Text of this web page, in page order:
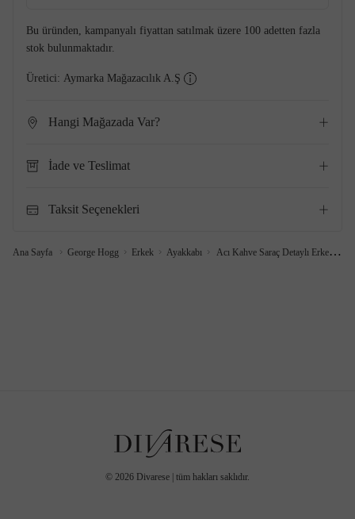
Bu üründen, kampanyalı fiyattan satılmak üzere 100 adetten fazla
stok bulunmaktadır.
Üretici: Aymarka Mağazacılık A.Ş
Hangi Mağazada Var?
İade ve Teslimat
Taksit Seçenekleri
Ana Sayfa George Hogg Erkek Ayakkabı Acı Kahve Saraç Detaylı Erkek Deri Ayakkabı
© 2026 Divarese | tüm hakları saklıdır.